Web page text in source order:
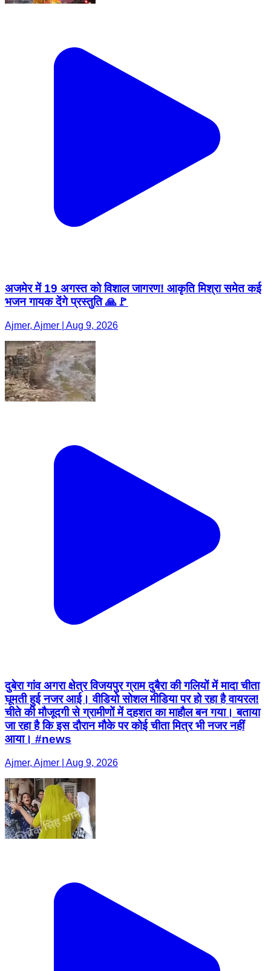
अजमेर में 19 अगस्त को विशाल जागरण! आकृति मिश्रा समेत कई
भजन गायक देंगे प्रस्तुति 🙏🚩
Ajmer, Ajmer | Aug 9, 2026
दुबेरा गांव अगरा क्षेत्र विजयपुर ग्राम दुबैरा की गलियों में मादा चीता
घूमती हुई नजर आई। वीडियो सोशल मीडिया पर हो रहा है वायरल!
चीते की मौजूदगी से ग्रामीणों में दहशत का माहौल बन गया। बताया
जा रहा है कि इस दौरान मौके पर कोई चीता मित्र भी नजर नहीं
आया। #news
Ajmer, Ajmer | Aug 9, 2026